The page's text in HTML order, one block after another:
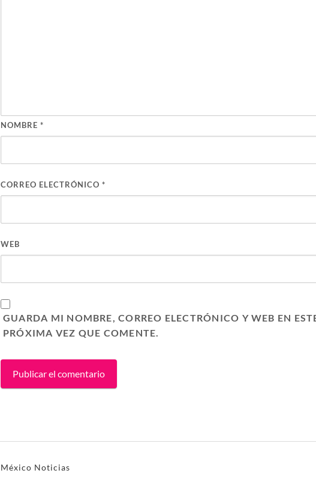
NOMBRE *
CORREO ELECTRÓNICO *
WEB
GUARDA MI NOMBRE, CORREO ELECTRÓNICO Y WEB EN
PRÓXIMA VEZ QUE COMENTE.
México Noticias